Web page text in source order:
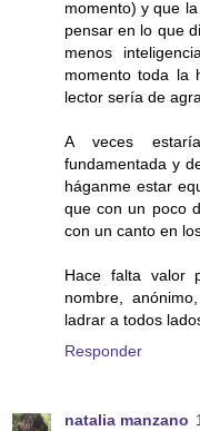
momento) y que
pensar en lo que
menos
momento toda la
lector sería de
A veces
fundamentada y
háganme estar
que con un poco
con un canto en
Hace falta valor
nombre,
ladrar a todos
Responder
natalia manzano